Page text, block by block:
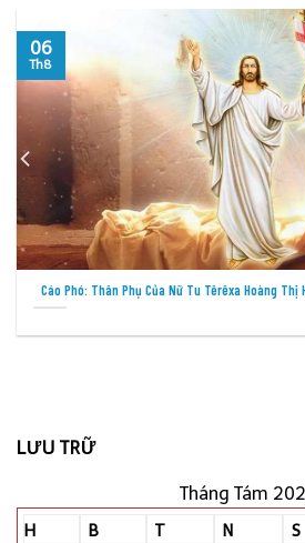
Cầu Nguyện Cho Việc Loan Báo Tin Mừng Tại Các
05
Th8
LƯU TRỮ
Tháng Tám
H B T N S